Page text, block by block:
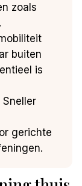
zoals
buiten
is
Sneller
gerichte